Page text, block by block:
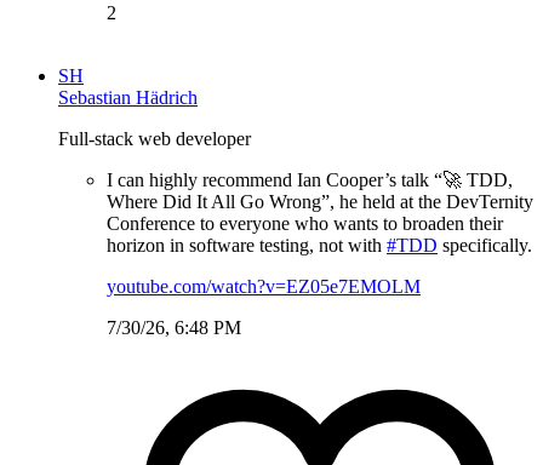
2
SH
Sebastian Hädrich
Full-stack web developer
I can highly recommend Ian Cooper’s talk “🚀 TDD,
Where Did It All Go Wrong”, he held at the DevTernity
Conference to everyone who wants to broaden their
horizon in software testing, not with #TDD specifically.
youtube.com/watch?v=EZ05e7EMOLM
7/30/26, 6:48 PM